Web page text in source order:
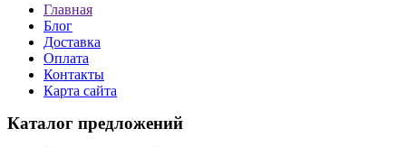
Главная
Блог
Доставка
Оплата
Контакты
Карта сайта
Каталог предложений